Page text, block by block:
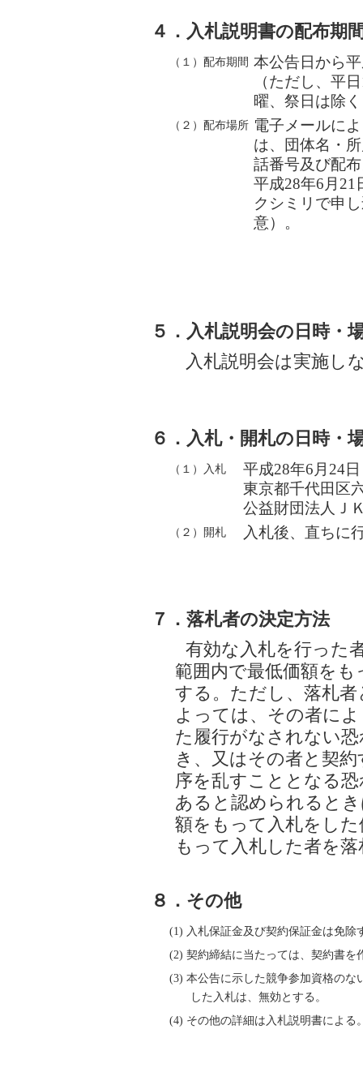
４．入札説明書の配布期
（１）配布期間 本公告日から
（ただし、平
曜、祭日は除
（２）配布場所 電子メールに
は、団体名・
話番号及び配
平成28年6月21
クシミリで申
意）。
５．入札説明会の日時・
入札説明会は実施し
６．入札・開札の日時・
（１）入札
平成28年6月24
東京都千代田区
公益財団法人
（２）開札 入札後、直ちに
７．落札者の決定方法
有効な入札を行った
範囲内で最低価額を
する。ただし、落札
よっては、その者に
た履行がなされない
き、又はその者と契
序を乱すこととなる
あると認められると
額をもって入札をし
もって入札した者を
８．その他
(1) 入札保証金及び契約保証金は免除
(2) 契約締結に当たっては、契約書を
(3) 本公告に示した競争参加資格のな
した入札は、無効とする。
(4) その他の詳細は入札説明書による